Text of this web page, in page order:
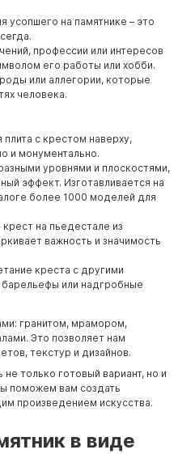
усопшего на памятнике – это
профессии или интересов
его работы или хобби.
или аллегории, которые
человека.
с крестом наверху,
и монументально.
уровнями и плоскостями,
эффект. Изготавливается на
более 1000 моделей для
на пьедестале из
важность и значимость
креста с другими
барельефы или надгробные
гранитом, мрамором,
Это позволяет нам
текстур и дизайнов.
только готовый вариант, но и
поможем вам создать
произведением искусства.
в виде